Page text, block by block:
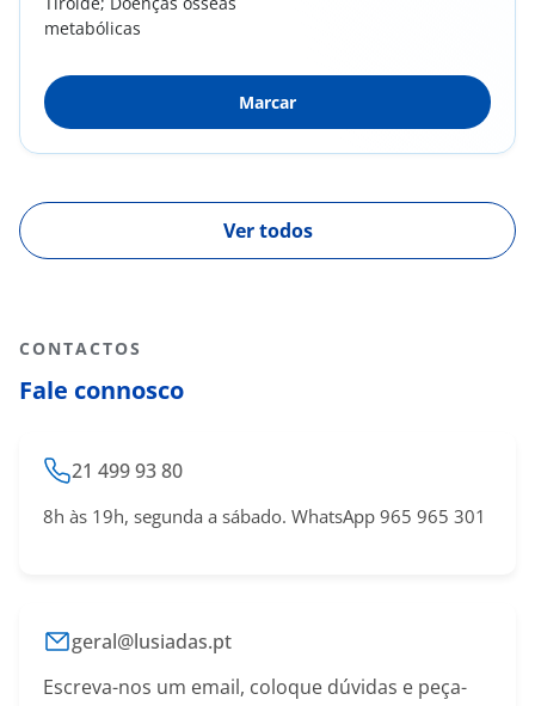
metabólicas
Marcar
Ver todos
CONTACTOS
Fale connosco
21 499 93 80
8h às 19h, segunda a sábado. WhatsApp 965 965 301
geral@lusiadas.pt
Escreva-nos um email, coloque dúvidas e peça-